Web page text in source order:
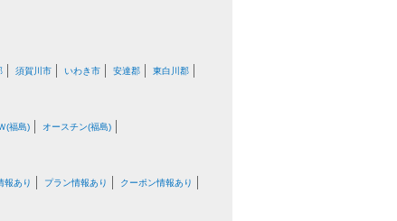
須賀川市 いわき市 安達郡
東白川郡
(福島)
オースチン(福島)
報あり プラン情報あり クーポン情報あり